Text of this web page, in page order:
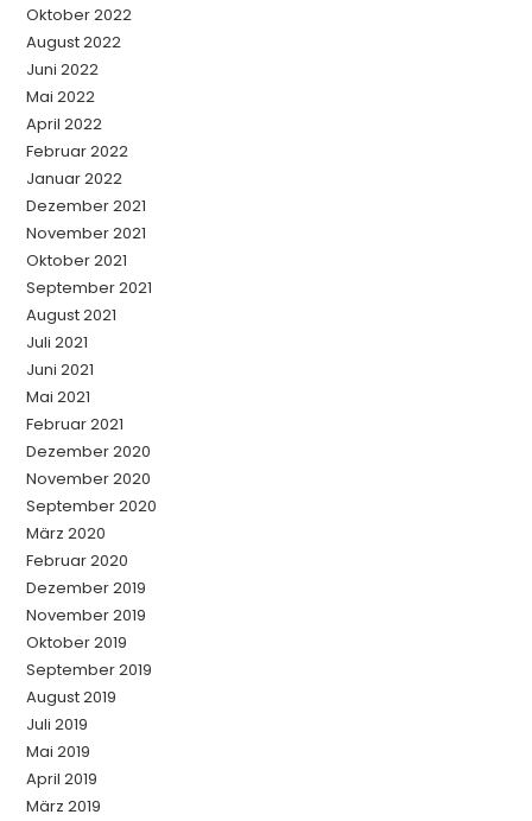
Oktober 2022
August 2022
Juni 2022
Mai 2022
April 2022
Februar 2022
Januar 2022
Dezember 2021
November 2021
Oktober 2021
September 2021
August 2021
Juli 2021
Juni 2021
Mai 2021
Februar 2021
Dezember 2020
November 2020
September 2020
März 2020
Februar 2020
Dezember 2019
November 2019
Oktober 2019
September 2019
August 2019
Juli 2019
Mai 2019
April 2019
März 2019